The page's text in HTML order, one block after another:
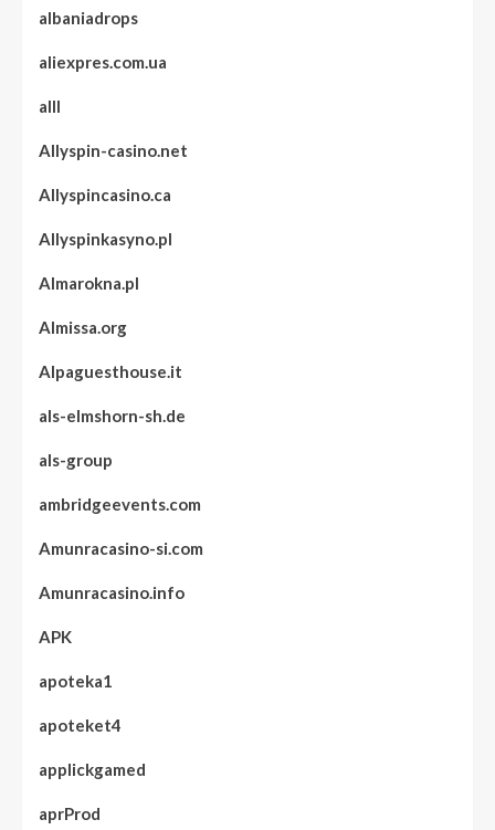
albaniadrops
aliexpres.com.ua
alll
Allyspin-casino.net
Allyspincasino.ca
Allyspinkasyno.pl
Almarokna.pl
Almissa.org
Alpaguesthouse.it
als-elmshorn-sh.de
als-group
ambridgeevents.com
Amunracasino-si.com
Amunracasino.info
APK
apoteka1
apoteket4
applickgamed
aprProd